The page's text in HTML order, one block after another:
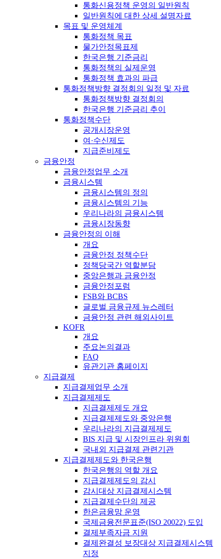
통화신용정책 운영의 일반원칙
일반원칙에 대한 상세 설명자료
목표 및 운영체계
통화정책 목표
물가안정목표제
한국은행 기준금리
통화정책의 실제운영
통화정책 효과의 파급
통화정책방향 결정회의 일정 및 자료
통화정책방향 결정회의
한국은행 기준금리 추이
통화정책수단
공개시장운영
여·수신제도
지급준비제도
금융안정
금융안정업무 소개
금융시스템
금융시스템의 정의
금융시스템의 기능
우리나라의 금융시스템
금융시장동향
금융안정의 이해
개요
금융안정 정책수단
정책당국간 역할분담
중앙은행과 금융안정
금융안정포럼
FSB와 BCBS
글로벌 금융규제 뉴스레터
금융안정 관련 해외사이트
KOFR
개요
주요논의결과
FAQ
유관기관 홈페이지
지급결제
지급결제업무 소개
지급결제제도
지급결제제도 개요
지급결제제도와 중앙은행
우리나라의 지급결제제도
BIS 지급 및 시장인프라 위원회
국내외 지급결제 관련기관
지급결제제도와 한국은행
한국은행의 역할 개요
지급결제제도의 감시
감시대상 지급결제시스템
지급결제수단의 제공
한은금융망 운영
국제금융전문표준(ISO 20022) 도입
결제부족자금 지원
결제완결성 보장대상 지급결제시스템
지정